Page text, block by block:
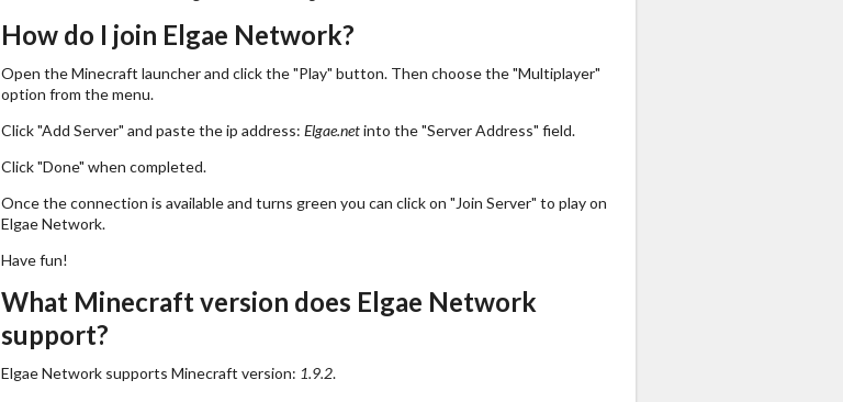
How do I join Elgae Network?
Open the Minecraft launcher and click the "Play" button. Then choose the "Multiplayer"
option from the menu.
Click "Add Server" and paste the ip address: Elgae.netinto the "Server Address" field.
Click "Done" when completed.
Once the connection is available and turns green you can click on "Join Server" to play on
Elgae Network.
Have fun!
What Minecraft version does Elgae Network
support?
Elgae Network supports Minecraft version: 1.9.2.